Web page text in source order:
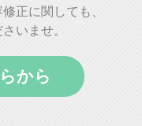
正に関しても、
いませ。
から